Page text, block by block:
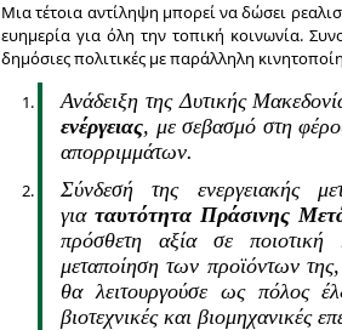
Μια τέτοια αντίληψη μπορεί να δώσει
ευημερία για όλη την τοπική κοινωνία.
δημόσιες πολιτικές με παράλληλη
Ανάδειξη της Δυτικής
ενέργειας, με σεβασμό στη
απορριμμάτων.
Σύνδεσή της ενεργειακής
γιαταυτότητα Πράσινης
πρόσθετη αξία σε ποιοτική
μεταποίηση των προϊόντων
θα λειτουργούσε ως πόλος
βιοτεχνικές και βιομηχανικές